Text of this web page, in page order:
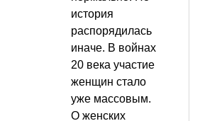
история
распорядилась
иначе. В войнах
20 века участие
женщин стало
уже массовым.
О женских